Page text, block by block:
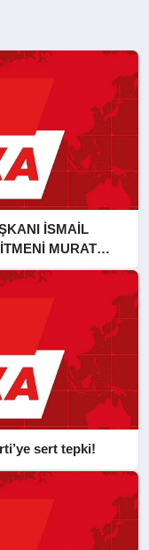
İSMAİL
MURAT
sert tepki!